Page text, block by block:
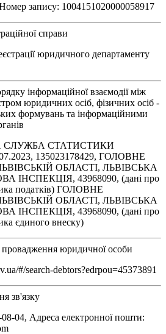
запису: 1004151020000058917
справи
юридичного департаменту
інформаційної взаємодії між
юридичних осіб, фізичних осіб -
формувань та інформаційними
СЛУЖБА СТАТИСТИКИ
135023178429, ГОЛОВНЕ
ОБЛАСТІ, ЛЬВІВСЬКА
43968090, (дані про
податків) ГОЛОВНЕ
ОБЛАСТІ, ЛЬВІВСЬКА
43968090, (дані про
єдиного внеску)
провадження юридичної особи
#/search-debtors?edrpou=45373891
зв'язку
04, Адреса електронної пошти: